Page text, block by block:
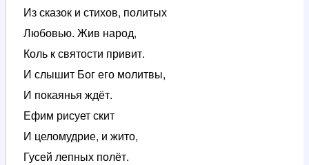
Из сказок и стихов, политых
Любовью. Жив народ,
Коль к святости привит.
И слышит Бог его молитвы,
И покаянья ждёт.
Ефим рисует скит
И целомудрие, и жито,
Гусей лепных полёт.